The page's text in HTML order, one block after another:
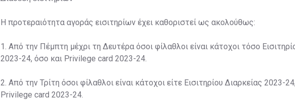
Η προτεραιότητα αγοράς εισιτηρίων έχει καθοριστεί ως ακολούθως:
1. Από την Πέμπτη μέχρι τη Δευτέρα όσοι φίλαθλοι είναι κάτοχοι τόσο
2023-24, όσο και Privilege card 2023-24.
2. Από την Τρίτη όσοι φίλαθλοι είναι κάτοχοι είτε Εισιτηρίου Διαρκείας 2023-
Privilege card 2023-24.